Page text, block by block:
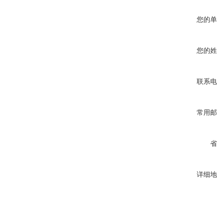
您的
您的
联系
常用
详细